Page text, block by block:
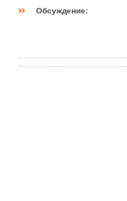
Обсуждение: